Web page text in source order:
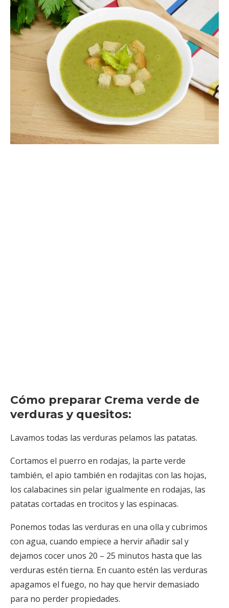
Cómo preparar Crema verde de
verduras y quesitos:
Lavamos todas las verduras pelamos las patatas.
Cortamos el puerro en rodajas, la parte verde
también, el apio también en rodajitas con las hojas,
los calabacines sin pelar igualmente en rodajas, las
patatas cortadas en trocitos y las espinacas.
Ponemos todas las verduras en una olla y cubrimos
con agua, cuando empiece a hervir añadir sal y
dejamos cocer unos 20 – 25 minutos hasta que las
verduras estén tierna. En cuanto estén las verduras
apagamos el fuego, no hay que hervir demasiado
para no perder propiedades.